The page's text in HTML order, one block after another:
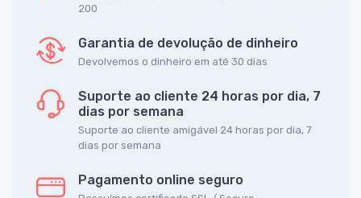
200
Garantia de devolução de dinheiro
Devolvemos o dinheiro em até 30 dias
Suporte ao cliente 24 horas por dia, 7
dias por semana
Suporte ao cliente amigável 24 horas por dia, 7
dias por semana
Pagamento online seguro